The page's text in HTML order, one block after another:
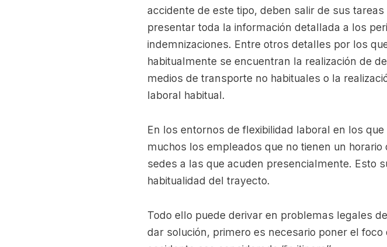
accidente de este tipo, deben salir de sus
presentar toda la información detallada a los
indemnizaciones. Entre otros detalles por los
habitualmente se encuentran la realización de
medios de transporte no habituales o la
laboral habitual.
En los entornos de flexibilidad laboral en los
muchos los empleados que no tienen un
sedes a las que acuden presencialmente. Esto
habitualidad del trayecto.
Todo ello puede derivar en problemas legales
dar solución, primero es necesario poner el